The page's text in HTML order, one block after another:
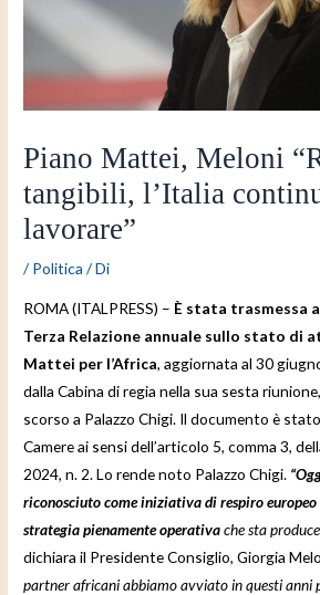
Piano Mattei, Meloni
tangibili, l’Italia
lavorare”
/ Politica / Di
ROMA (ITALPRESS) – È stata trasmessa
Terza Relazione annuale sullo stato di
Mattei per l’Africa, aggiornata al 30
dalla Cabina di regia nella sua sesta
scorso a Palazzo Chigi. Il documento è
Camere ai sensi dell’articolo 5, comma 3,
2024, n. 2. Lo rende noto Palazzo Chigi.
riconosciuto come iniziativa di respiro europeo
strategia pienamente operativache sta
dichiara il Presidente Consiglio, Giorgia
partner africani abbiamo avviato in questi anni